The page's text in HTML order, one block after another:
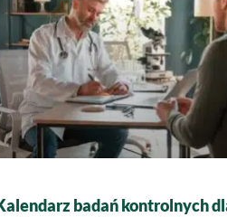
badań kontrolnych